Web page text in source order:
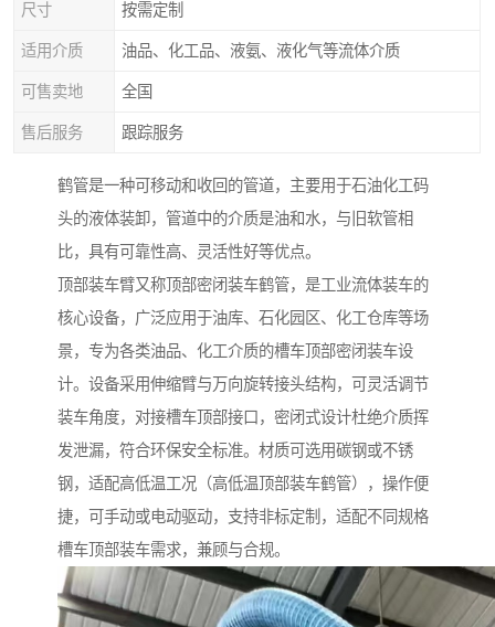
尺寸 按需定制
适用介质 油品、化工品、液氨、液化气等流体介质
可售卖地 全国
售后服务 跟踪服务
鹤管是一种可移动和收回的管道，主要用于石油化工码
头的液体装卸，管道中的介质是油和水，与旧软管相
比，具有可靠性高、灵活性好等优点。
顶部装车臂又称顶部密闭装车鹤管，是工业流体装车的
核心设备，广泛应用于油库、石化园区、化工仓库等场
景，专为各类油品、化工介质的槽车顶部密闭装车设
计。设备采用伸缩臂与万向旋转接头结构，可灵活调节
装车角度，对接槽车顶部接口，密闭式设计杜绝介质挥
发泄漏，符合环保安全标准。材质可选用碳钢或不锈
钢，适配高低温工况（高低温顶部装车鹤管），操作便
捷，可手动或电动驱动，支持非标定制，适配不同规格
槽车顶部装车需求，兼顾与合规。